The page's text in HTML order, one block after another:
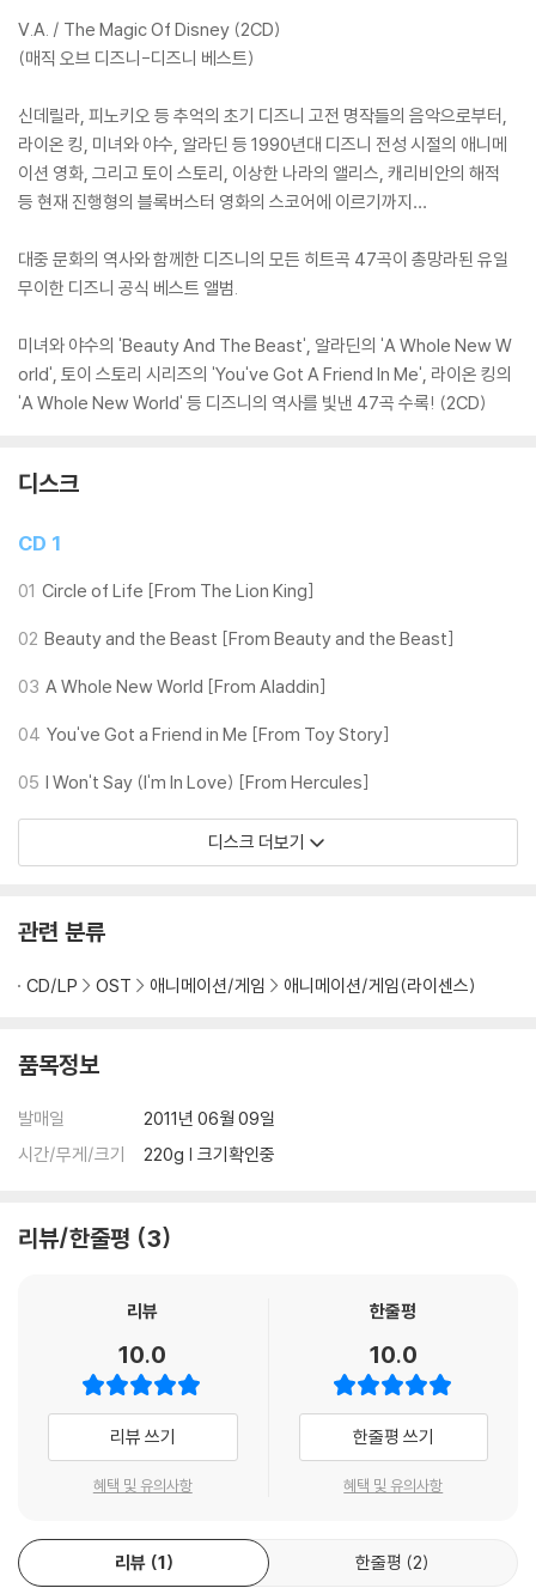
V.A. / The Magic Of Disney (2CD)
(매직 오브 디즈니-디즈니 베스트)
신데릴라, 피노키오 등 추억의 초기 디즈니 고전 명작들의 음악으로부터,
라이온 킹, 미녀와 야수, 알라딘 등 1990년대 디즈니 전성 시절의 애니메
이션 영화, 그리고 토이 스토리, 이상한 나라의 앨리스, 캐리비안의 해적
등 현재 진행형의 블록버스터 영화의 스코어에 이르기까지…
대중 문화의 역사와 함께한 디즈니의 모든 히트곡 47곡이 총망라된 유일
무이한 디즈니 공식 베스트 앨범.
미녀와 야수의 'Beauty And The Beast', 알라딘의 'A Whole New W
orld', 토이 스토리 시리즈의 'You've Got A Friend In Me', 라이온 킹의
'A Whole New World' 등 디즈니의 역사를 빛낸 47곡 수록! (2CD)
디스크
CD 1
01 Circle of Life [From The Lion King]
02 Beauty and the Beast [From Beauty and the Beast]
03 A Whole New World [From Aladdin]
04 You've Got a Friend in Me [From Toy Story]
05 I Won't Say (I'm In Love) [From Hercules]
디스크 더보기
관련 분류
CD/LP OST 애니메이션/게임 애니메이션/게임(라이센스)
품목정보
발매일
2011년 06월 09일
시간/무게/크기
220g | 크기확인중
리뷰/한줄평 3
리뷰
10.0
리뷰 쓰기
혜택 및 유의사항
한줄평
10.0
한줄평 쓰기
혜택 및 유의사항
리뷰 1 한줄평 2